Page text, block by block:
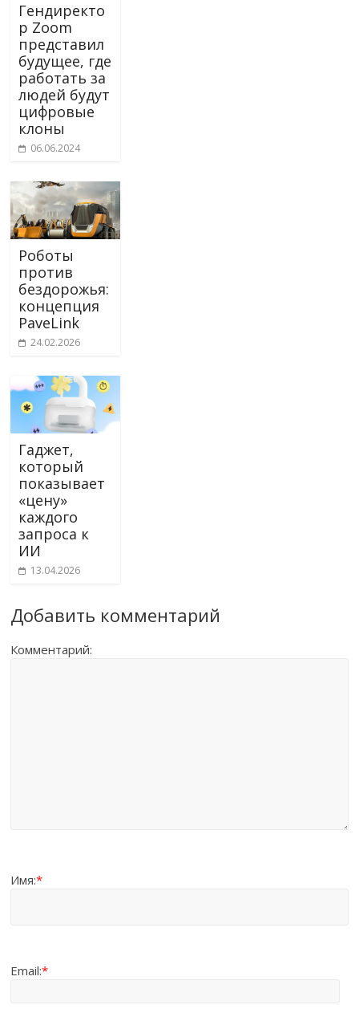
Гендиректо
р Zoom
представил
будущее, где
работать за
людей будут
цифровые
клоны
06.06.2024
Роботы
против
бездорожья:
концепция
PaveLink
24.02.2026
Гаджет,
который
показывает
«цену»
каждого
запроса к
ИИ
13.04.2026
Добавить комментарий
Комментарий:
Имя:*
Email:*